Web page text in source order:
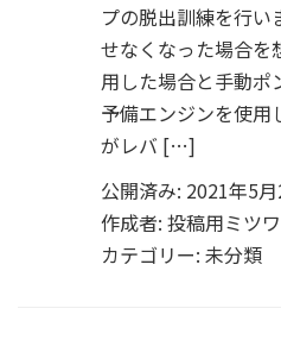
プの脱出訓練を行
せなくなった場合を
用した場合と手動ポ
予備エンジンを使用
がレバ […]
公開済み: 2021年5
作成者: 投稿用ミツ
カテゴリー: 未分類